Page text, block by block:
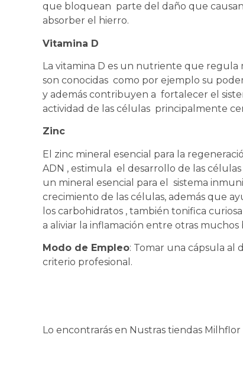
que bloquean parte del daño que
absorber el hierro.
Vitamina D
La vitamina D es un nutriente que regula
son conocidas como por ejemplo su
y además contribuyen a fortalecer el
actividad de las células principalmente
Zinc
El zinc mineral esencial para la
ADN , estimula el desarrollo de las
un mineral esencial para el sistema
crecimiento de las células, además que
los carbohidratos , también tonifica
a aliviar la inflamación entre otras muchos
Modo de Empleo: Tomar una cápsula al
criterio profesional.
Lo encontrarás en Nustras tiendas